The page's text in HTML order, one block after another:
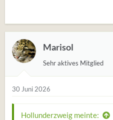
Marisol
Sehr aktives Mitglied
30 Juni 2026
Hollunderzweig meinte: